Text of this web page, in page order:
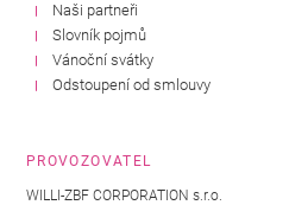
Naši partneři
Slovník pojmů
Vánoční svátky
Odstoupení od smlouvy
PROVOZOVATEL
WILLI-ZBF CORPORATION s.r.o.